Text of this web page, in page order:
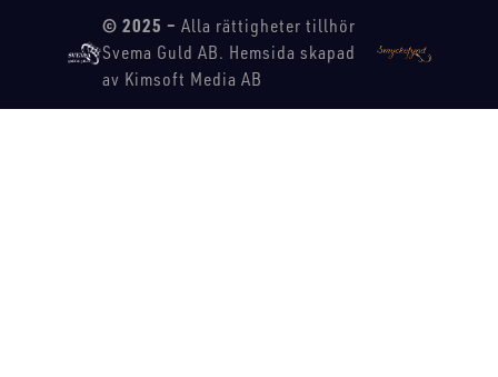
© 2025 – Alla rättigheter tillhör
Svema Guld AB. Hemsida skapad
av Kimsoft Media AB